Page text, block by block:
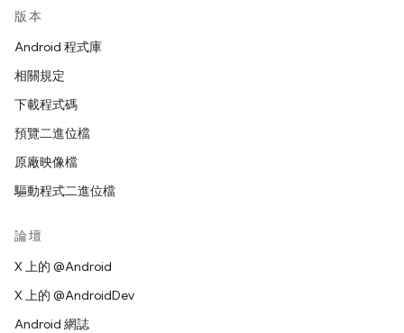
版本
Android 程式庫
相關規定
下載程式碼
預覽二進位檔
原廠映像檔
驅動程式二進位檔
論壇
X 上的 @Android
X 上的 @AndroidDev
Android 網誌